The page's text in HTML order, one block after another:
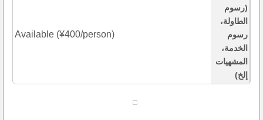
(رسوم
الطاولة،
رسوم
الخدمة،
المشهيات
إلخ)
Available (¥400/person)